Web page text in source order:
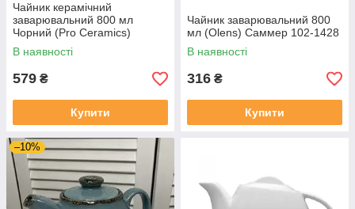
Чайник керамічний
заварювальний 800 мл
Чорний (Pro Ceramics)
Сніжна ніч
В наявності
579 ₴
Купити
Чайник заварювальний 800
мл (Olens) Саммер 102-1428
В наявності
316 ₴
Купити
–10%